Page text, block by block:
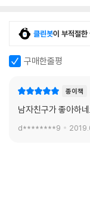
클린봇이 부적절한
구매한줄평
종이책
남자친구가 좋아하
d********9